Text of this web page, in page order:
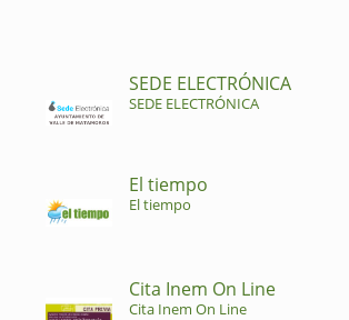
SEDE ELECTRÓNICA
SEDE ELECTRÓNICA
El tiempo
El tiempo
Cita Inem On Line
Cita Inem On Line